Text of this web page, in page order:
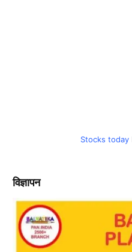
Stocks today
विज्ञापन